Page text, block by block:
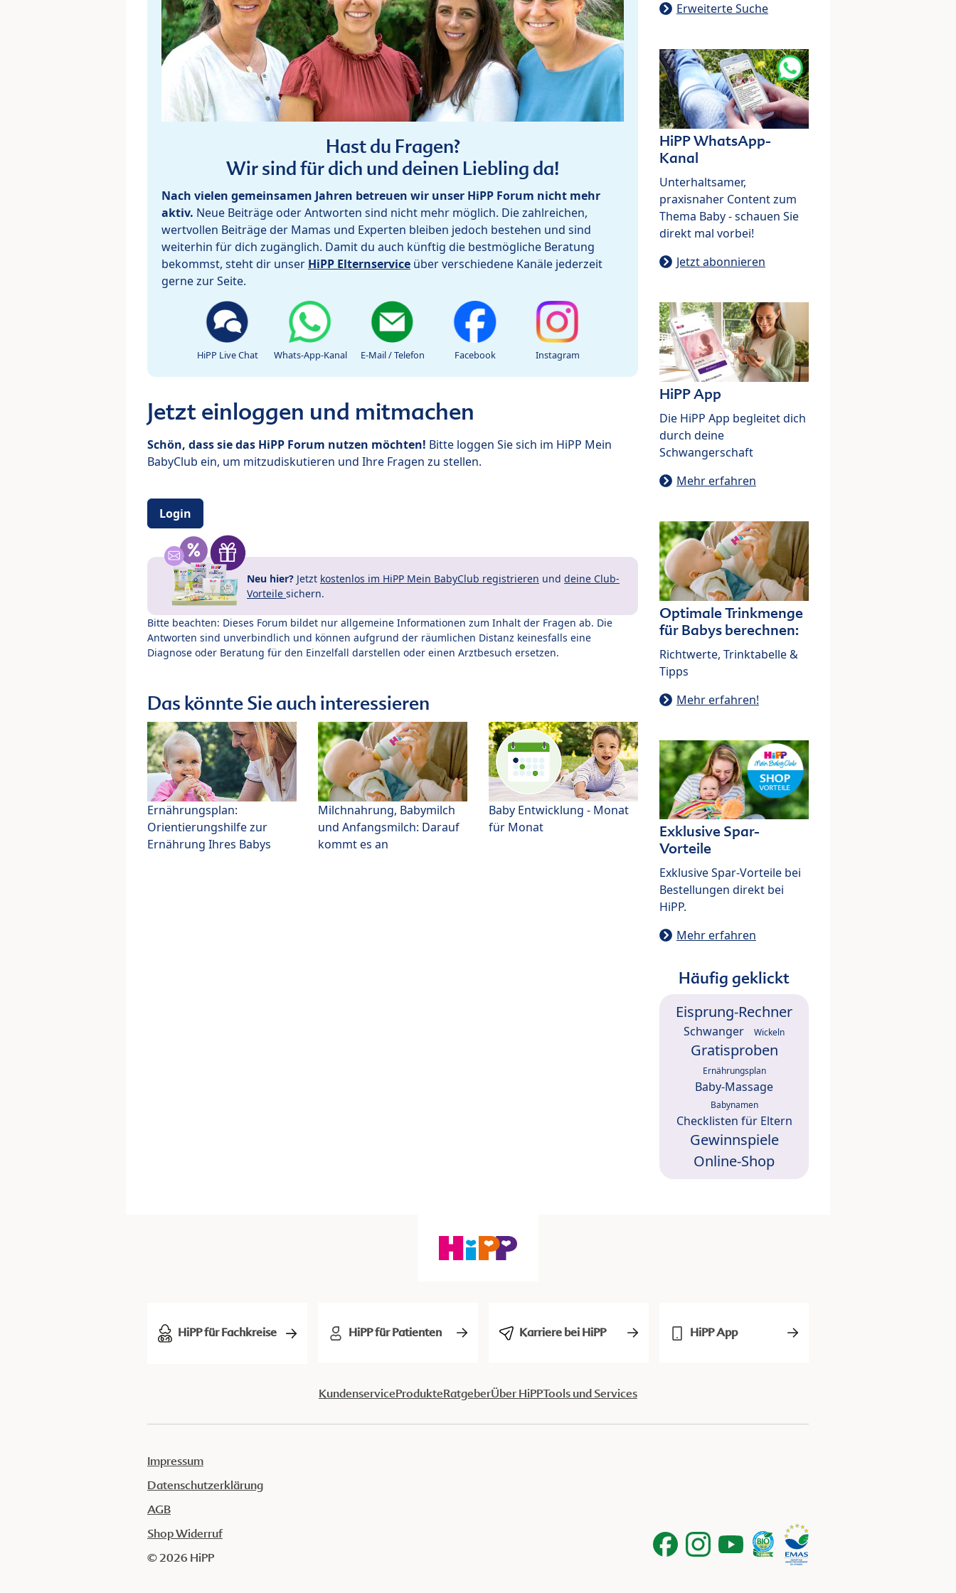
Hast du Fragen?
Wir sind für dich und deinen Liebling da!
Nach vielen gemeinsamen Jahren betreuen wir unser HiPP Forum nicht mehr
aktiv. Neue Beiträge oder Antworten sind nicht mehr möglich. Die zahlreichen,
wertvollen Beiträge der Mamas und Experten bleiben jedoch bestehen und sind
weiterhin für dich zugänglich. Damit du auch künftig die bestmögliche Beratung
bekommst, steht dir unser HiPP Elternservice über verschiedene Kanäle jederzeit
gerne zur Seite.
HiPP Live Chat Whats-App-Kanal E-Mail / Telefon Facebook Instagram
Jetzt einloggen und mitmachen
Schön, dass sie das HiPP Forum nutzen möchten! Bitte loggen Sie sich im HiPP Mein
BabyClub ein, um mitzudiskutieren und Ihre Fragen zu stellen.
Login
Neu hier? Jetzt kostenlos im HiPP Mein BabyClub registrieren und deine Club-
Vorteile sichern.
Bitte beachten: Dieses Forum bildet nur allgemeine Informationen zum Inhalt der Fragen ab. Die
Antworten sind unverbindlich und können aufgrund der räumlichen Distanz keinesfalls eine
Diagnose oder Beratung für den Einzelfall darstellen oder einen Arztbesuch ersetzen.
Das könnte Sie auch interessieren
Ernährungsplan:
Orientierungshilfe zur
Ernährung Ihres Babys
Milchnahrung, Babymilch
und Anfangsmilch: Darauf
kommt es an
Baby Entwicklung - Monat
für Monat
Erweiterte Suche
HiPP WhatsApp-
Kanal
Unterhaltsamer,
praxisnaher Content zum
Thema Baby - schauen Sie
direkt mal vorbei!
Jetzt abonnieren
HiPP App
Die HiPP App begleitet dich
durch deine
Schwangerschaft
Mehr erfahren
Optimale Trinkmenge
für Babys berechnen:
Richtwerte, Trinktabelle &
Tipps
Mehr erfahren!
Exklusive Spar-
Vorteile
Exklusive Spar-Vorteile bei
Bestellungen direkt bei
HiPP.
Mehr erfahren
Häufig geklickt
Eisprung-Rechner
Schwanger Wickeln
Gratisproben
Ernährungsplan
Baby-Massage
Babynamen
Checklisten für Eltern
Gewinnspiele
Online-Shop
HiPP für Fachkreise HiPP für Patienten Karriere bei HiPP HiPP App
KundenserviceProdukteRatgeberÜber HiPPTools und Services
Impressum
Datenschutzerklärung
AGB
Shop Widerruf
© 2026 HiPP